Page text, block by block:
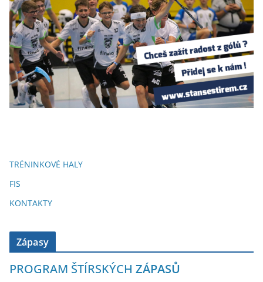
TRÉNINKOVÉ HALY
FIS
KONTAKTY
Zápasy
PROGRAM ŠTÍRSKÝCH ZÁPASŮ